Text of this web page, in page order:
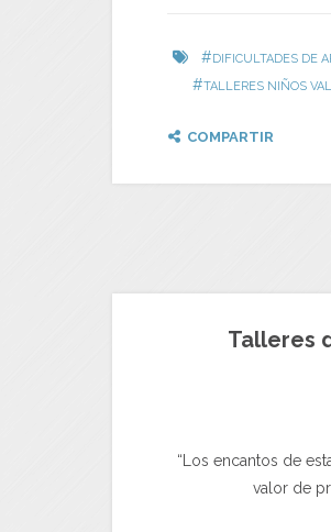
#DIFICULTADES DE
#TALLERES NIÑOS
COMPARTIR
Talleres
“Los encantos de
valor de